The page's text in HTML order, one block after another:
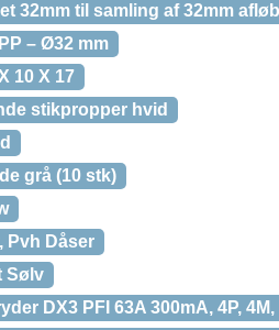
32mm til samling af 32mm
– Ø32 mm
10 X 17
stikpropper hvid
grå (10 stk)
Pvh Dåser
Sølv
DX3 PFI 63A 300mA, 4P,